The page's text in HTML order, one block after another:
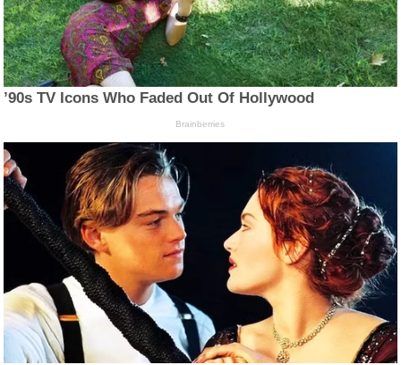
’90s TV Icons Who Faded Out Of Hollywood
Brainberries